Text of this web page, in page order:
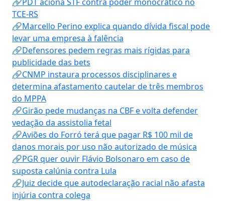
TCE-RS
🔗Marcello Perino explica quando dívida fiscal pode
levar uma empresa à falência
🔗Defensores pedem regras mais rígidas para
publicidade das bets
🔗CNMP instaura processos disciplinares e
determina afastamento cautelar de três membros
do MPPA
🔗Girão pede mudanças na CBF e volta defender
vedação da assistolia fetal
🔗Aviões do Forró terá que pagar R$ 100 mil de
danos morais por uso não autorizado de música
🔗PGR quer ouvir Flávio Bolsonaro em caso de
suposta calúnia contra Lula
🔗Juiz decide que autodeclaração racial não afasta
injúria contra colega